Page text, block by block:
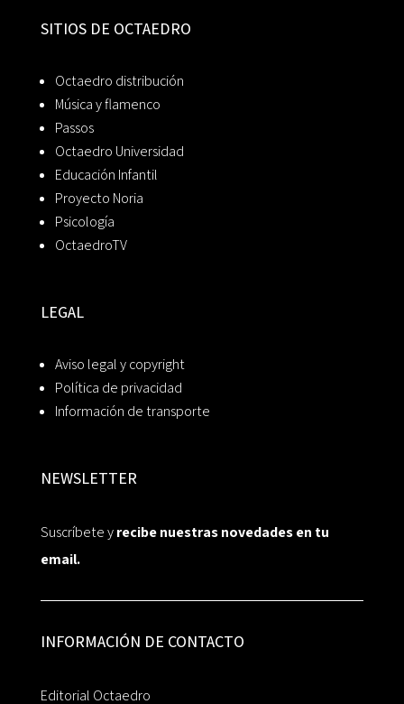
SITIOS DE OCTAEDRO
Octaedro distribución
Música y flamenco
Passos
Octaedro Universidad
Educación Infantil
Proyecto Noria
Psicología
OctaedroTV
LEGAL
Aviso legal y copyright
Política de privacidad
Información de transporte
NEWSLETTER
Suscríbete yrecibe nuestras novedades en tu
email.
INFORMACIÓN DE CONTACTO
Editorial Octaedro